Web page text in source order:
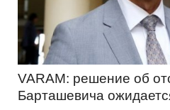
VARAM: решение об
Барташевича